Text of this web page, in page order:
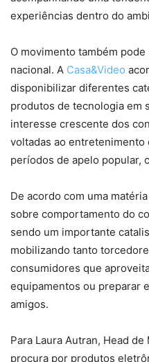
experiências dentro do
O movimento também
nacional. A Casa&Video
disponibilizar diferentes
produtos de tecnologia em
interesse crescente dos
voltadas ao
períodos de apelo popular,
De acordo com uma
sobre comportamento do
sendo um importante
mobilizando tanto
consumidores que
equipamentos ou preparar
amigos.
Para Laura Autran, Head
procura por produtos